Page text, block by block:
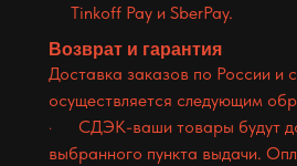
Tinkoff Pay и SberPay.
Возврат и гарантия
Доставка заказов по России и
осуществляется следующим
· СДЭК-ваши товары будут
выбранного пункта выдачи.